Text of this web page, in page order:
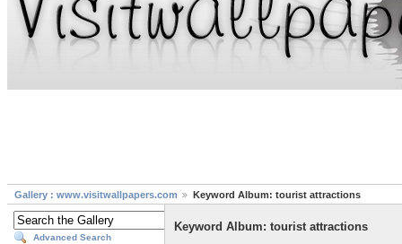
Gallery : www.visitwallpapers.com Keyword Album: tourist attractions
Advanced Search
Keyword Album: tourist attractions